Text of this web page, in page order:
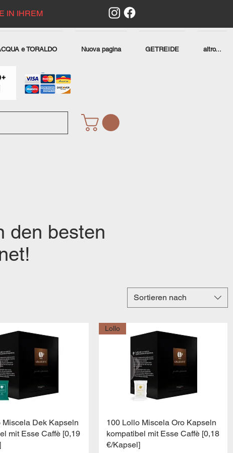
IN IHREM
e TORALDO Nuova pagina GETREIDE altro...
den besten
Sortieren nach
Miscela Dek Kapseln
mit Esse Caffè [0,19
Schnellansicht
Lollo
100 Lollo Miscela Oro Kapseln
kompatibel mit Esse Caffè [0,18
€/Kapsel]